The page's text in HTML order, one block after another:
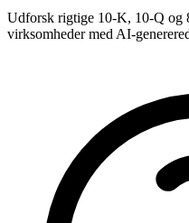
Udforsk rigtige 10-K, 10-Q og
virksomheder med AI-